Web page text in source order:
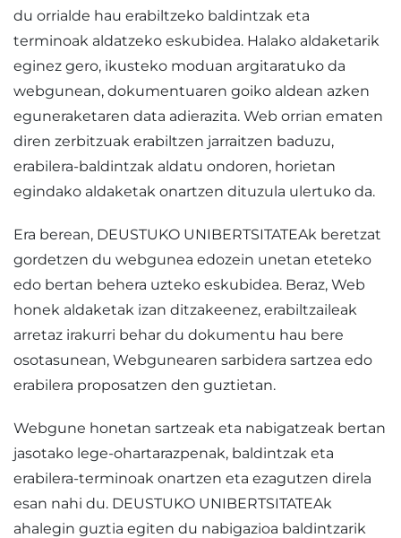
du orrialde hau erabiltzeko baldintzak eta
terminoak aldatzeko eskubidea. Halako aldaketarik
eginez gero, ikusteko moduan argitaratuko da
webgunean, dokumentuaren goiko aldean azken
eguneraketaren data adierazita. Web orrian ematen
diren zerbitzuak erabiltzen jarraitzen baduzu,
erabilera-baldintzak aldatu ondoren, horietan
egindako aldaketak onartzen dituzula ulertuko da.
Era berean, DEUSTUKO UNIBERTSITATEAk beretzat
gordetzen du webgunea edozein unetan eteteko
edo bertan behera uzteko eskubidea. Beraz, Web
honek aldaketak izan ditzakeenez, erabiltzaileak
arretaz irakurri behar du dokumentu hau bere
osotasunean, Webgunearen sarbidera sartzea edo
erabilera proposatzen den guztietan.
Webgune honetan sartzeak eta nabigatzeak bertan
jasotako lege-ohartarazpenak, baldintzak eta
erabilera-terminoak onartzen eta ezagutzen direla
esan nahi du. DEUSTUKO UNIBERTSITATEAk
ahalegin guztia egiten du nabigazioa baldintzarik